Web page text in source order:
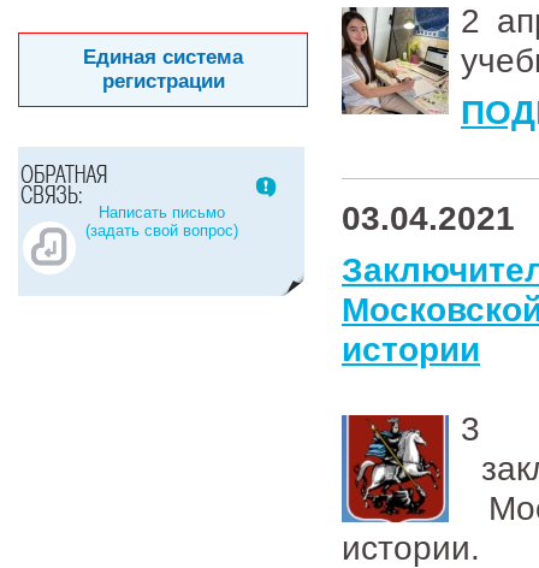
Единая система
регистрации
Написать письмо
(задать свой вопрос)
2
03.04.2021
истории
3
истории.